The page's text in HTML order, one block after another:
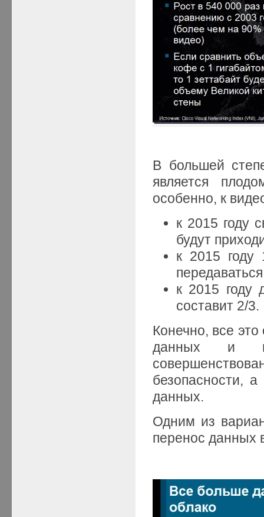
В большей
является
особенно, к
к 2015 году
будут
к 2015
к 2015 году
составит 2/3.
Конечно, все это
данных и
безопасности,
данных.
Одним из
перенос данных